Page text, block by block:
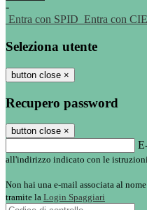
-
Entra con SPID Entra con CIE
Seleziona utente
button close ×
Recupero password
button close ×
all'indirizzo indicato con le istruzioni
Non hai una e-mail associata al
tramite la Login Spaggiari